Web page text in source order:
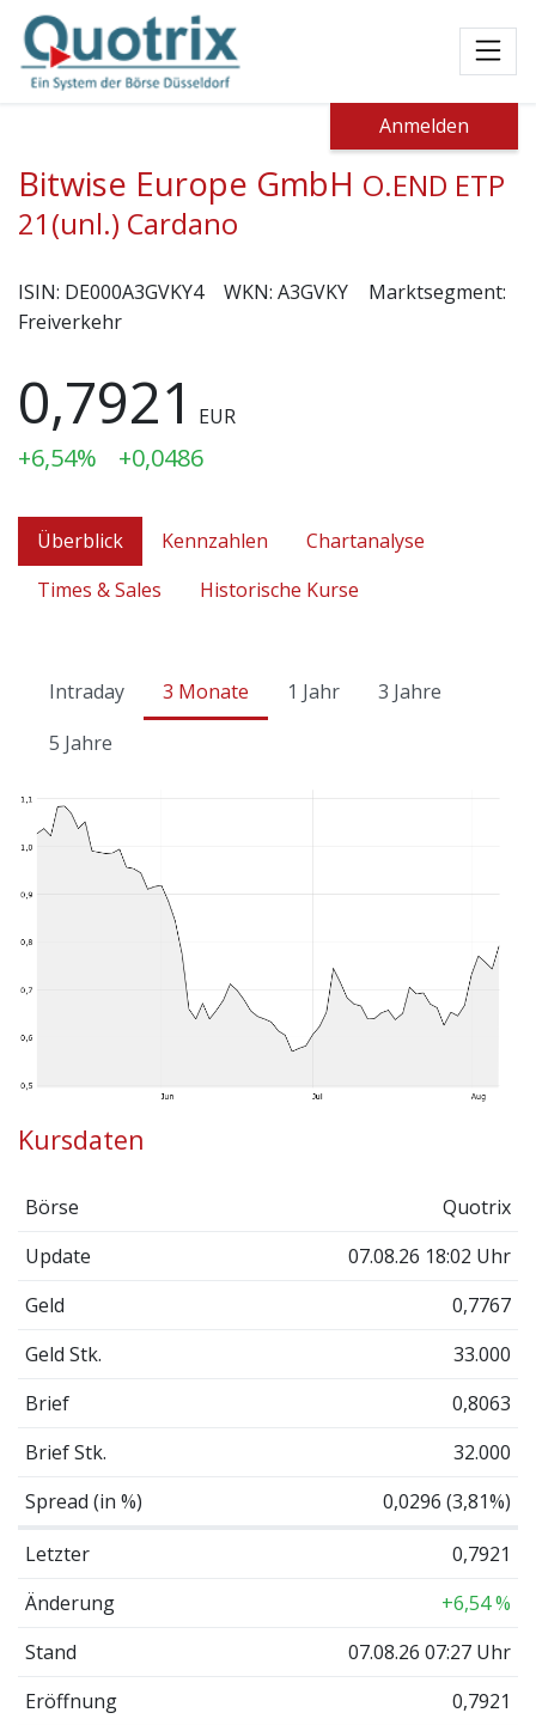
Anmelden
Bitwise Europe GmbH O.END ETP
21(unl.) Cardano
ISIN: DE000A3GVKY4 WKN: A3GVKY
Marktsegment:
Freiverkehr
0,7921 EUR
+6,54% +0,0486
Überblick Kennzahlen
Chartanalyse
Times & Sales
Historische Kurse
Intraday 3 Monate 1 Jahr
3 Jahre
5 Jahre
Kursdaten
Börse
Quotrix
Update
07.08.26 18:02 Uhr
Geld
0,7767
Geld Stk.
33.000
Brief
0,8063
Brief Stk.
32.000
Spread (in %)
0,0296 (3,81%)
Letzter
0,7921
Änderung
+6,54 %
Stand
07.08.26 07:27 Uhr
Eröffnung
0,7921